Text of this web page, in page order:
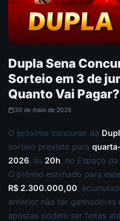
Dupla Sena
Sorteio em 3 de
Quanto Vai Pagar?
30 de maio de 2026
O próximo concurso da
sorteio previsto para
2026, às 20h, no Espaço
O prêmio estimado para
R$ 2.300.000,00,
anterior não ter ganhadores
apostas podem ser feitas